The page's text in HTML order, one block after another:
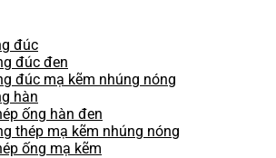
đúc
đúc đen
đúc mạ kẽm nhúng nóng
hàn
ống hàn đen
thép mạ kẽm nhúng nóng
ống mạ kẽm